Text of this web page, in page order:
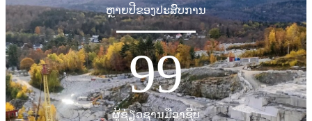
ຫຼາຍປີຂອງປະສົບການ
99
ຜູ້ຊ່ຽວຊານມືອາຊີບ